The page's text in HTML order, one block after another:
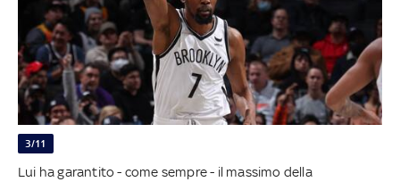
3/11
Lui ha garantito - come sempre - il massimo della